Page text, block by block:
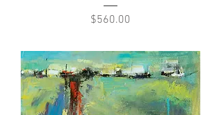
Price
$560.00